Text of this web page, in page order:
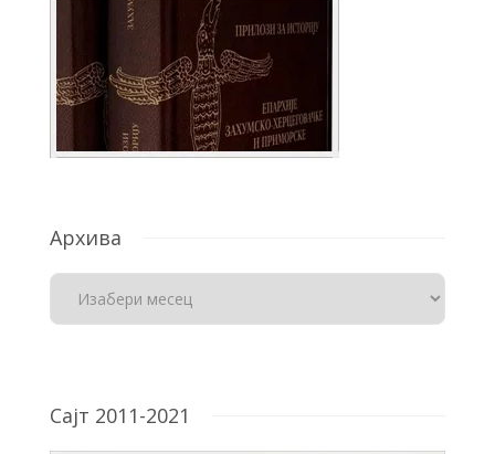
Архива
Сајт 2011-2021